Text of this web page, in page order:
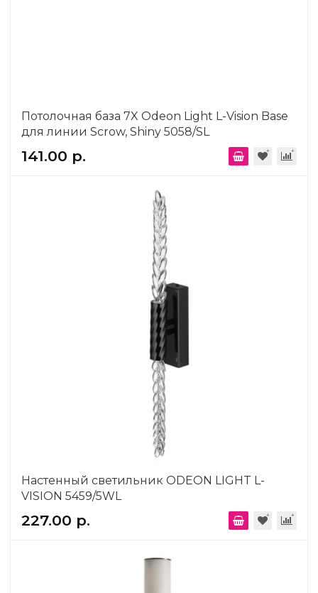
Потолочная база 7X Odeon Light L-Vision Base
для линии Scrow, Shiny 5058/SL
141.00 р.
Настенный светильник ODEON LIGHT L-
VISION 5459/5WL
227.00 р.